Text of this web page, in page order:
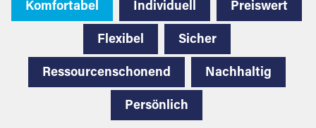
Komfortabel Individuell Preiswert
Flexibel Sicher
Ressourcenschonend Nachhaltig
Persönlich